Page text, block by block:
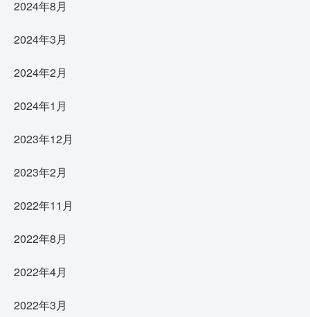
2024年8月
2024年3月
2024年2月
2024年1月
2023年12月
2023年2月
2022年11月
2022年8月
2022年4月
2022年3月